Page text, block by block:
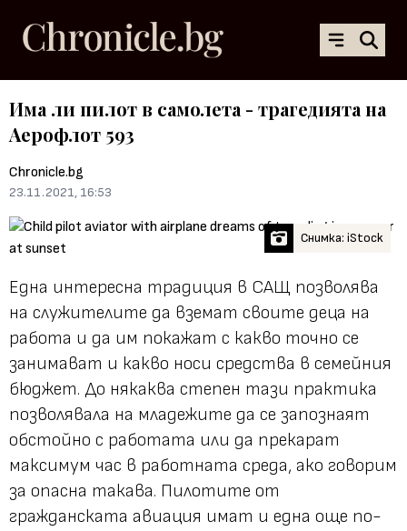
Има ли пилот в самолета - трагедията на
Аерофлот 593
Chronicle.bg
23.11.2021, 16:53
Снимка: iStock
Една интересна традиция в САЩ позволява
на служителите да вземат своите деца на
работа и да им покажат с какво точно се
занимават и какво носи средства в семейния
бюджет. До някаква степен тази практика
позволявала на младежите да се запознаят
обстойно с работата или да прекарат
максимум час в работната среда, ако говорим
за опасна такава. Пилотите от
гражданската авиация имат и една още по-